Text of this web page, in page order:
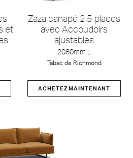
et
Zaza canapé 2,5 places
avec Accoudoirs
ajustables
2080mm L
Tabac de Richmond
ACHETEZ MAINTENANT